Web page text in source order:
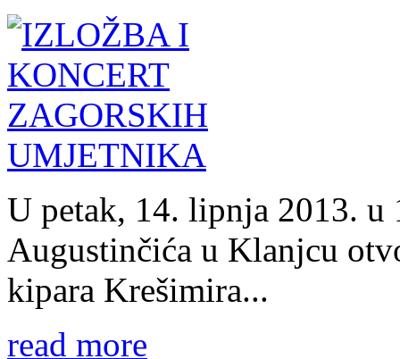
U petak, 14. lipnja 2013. u
Augustinčića u Klanjcu
kipara Krešimira...
read more